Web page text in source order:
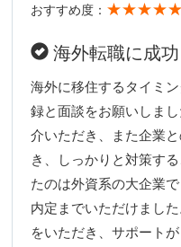
おすすめ度： ★★★★★
海外転職に成功
海外に移住するタイミ
録と面談をお願いしま
介いただき、また企業
き、しっかりと対策す
たのは外資系の大企業
内定までいただけまし
をいただき、サポート